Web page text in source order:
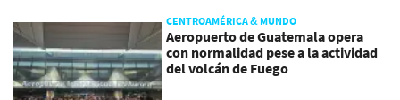
CENTROAMÉRICA & MUNDO
Aeropuerto de Guatemala opera
con normalidad pese a la actividad
del volcán de Fuego